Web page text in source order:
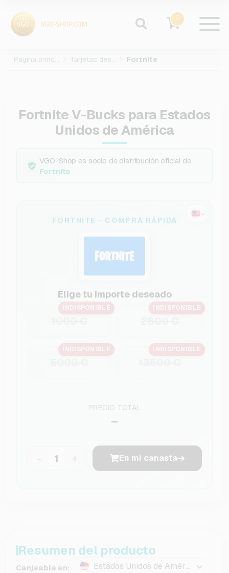
0
Página principal Tarjetas des juegos Fortnite
Fortnite V-Bucks para Estados
Unidos de América
VGO-Shop es socio de distribución oficial de
Fortnite
FORTNITE - COMPRA RÁPIDA
Elige tu importe deseado
INDISPONIBLE INDISPONIBLE
INDISPONIBLE INDISPONIBLE
PRECIO TOTAL
–
En mi canasta
Resumen del producto
Canjeable en: Estados Unidos de América